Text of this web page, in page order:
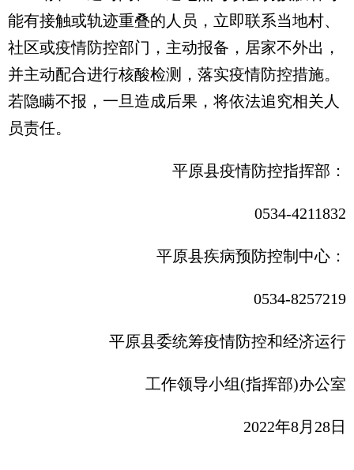
能有接触或轨迹重叠的人员，立即联系当地村、
社区或疫情防控部门，主动报备，居家不外出，
并主动配合进行核酸检测，落实疫情防控措施。
若隐瞒不报，一旦造成后果，将依法追究相关人
员责任。
平原县疫情防控指挥部：
0534-4211832
平原县疾病预防控制中心：
0534-8257219
平原县委统筹疫情防控和经济运行
工作领导小组(指挥部)办公室
2022年8月28日